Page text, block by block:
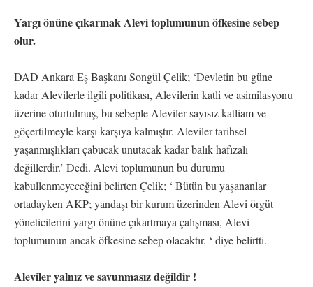
Yargı önüne çıkarmak Alevi toplumunun öfkesine sebep
olur.
DAD Ankara Eş Başkanı Songül Çelik; ‘Devletin bu güne
kadar Alevilerle ilgili politikası, Alevilerin katli ve asimilasyonu
üzerine oturtulmuş, bu sebeple Aleviler sayısız katliam ve
göçertilmeyle karşı karşıya kalmıştır. Aleviler tarihsel
yaşanmışlıkları çabucak unutacak kadar balık hafızalı
değillerdir.’ Dedi. Alevi toplumunun bu durumu
kabullenmeyeceğini belirten Çelik; ‘ Bütün bu yaşananlar
ortadayken AKP; yandaşı bir kurum üzerinden Alevi örgüt
yöneticilerini yargı önüne çıkartmaya çalışması, Alevi
toplumunun ancak öfkesine sebep olacaktır. ‘ diye belirtti.
Aleviler yalnız ve savunmasız değildir !